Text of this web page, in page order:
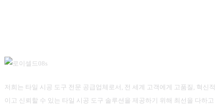
저희는 타일 시공 도구 전문 공급업체로서, 전 세계 고객에게 고품질, 혁신적
이고 신뢰할 수 있는 타일 시공 도구 솔루션을 제공하기 위해 최선을 다하고